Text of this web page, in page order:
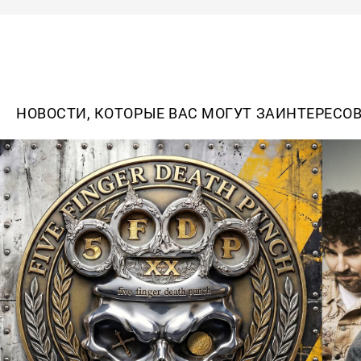
НОВОСТИ, КОТОРЫЕ ВАС МОГУТ